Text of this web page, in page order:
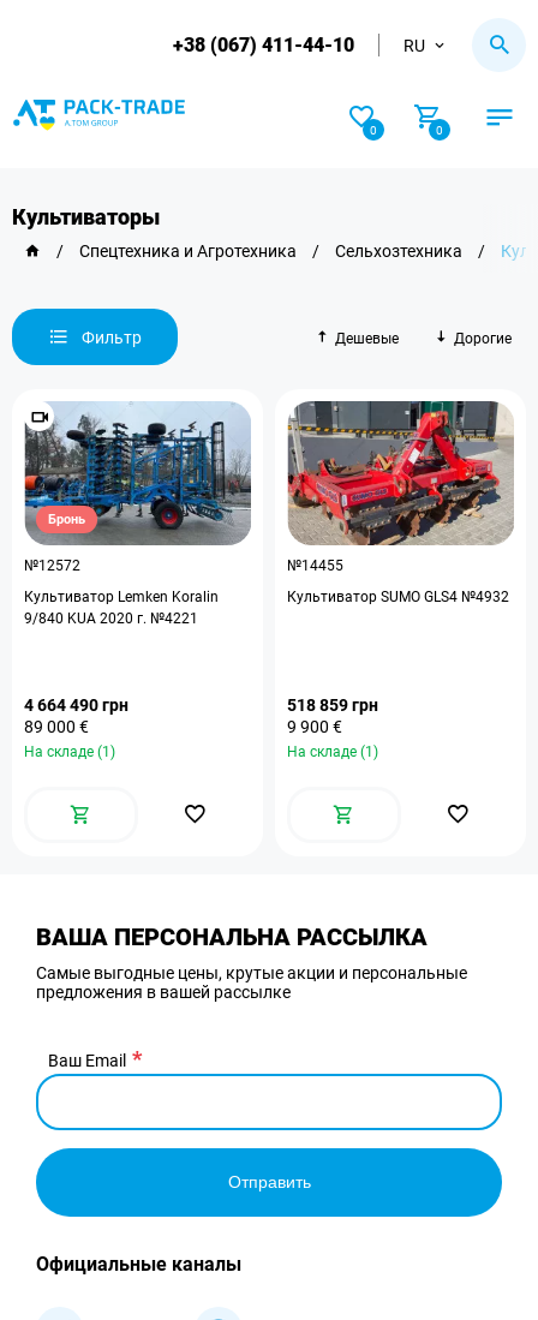
+38 (067) 411-44-10 RU
0 0
Культиваторы
/ Спецтехника и Агротехника / Сельхозтехника /
Фильтр Дешевые Дорогие
Бронь
№12572
Культиватор Lemken Koralin
9/840 KUA 2020 г. №4221
4 664 490 грн
89 000 €
На складе (1)
№14455
Культиватор SUMO GLS4 №4932
518 859 грн
9 900 €
На складе (1)
ВАША ПЕРСОНАЛЬНА РАССЫЛКА
Самые выгодные цены, крутые акции и персональные
предложения в вашей рассылке
Ваш Email
Отправить
Официальные каналы